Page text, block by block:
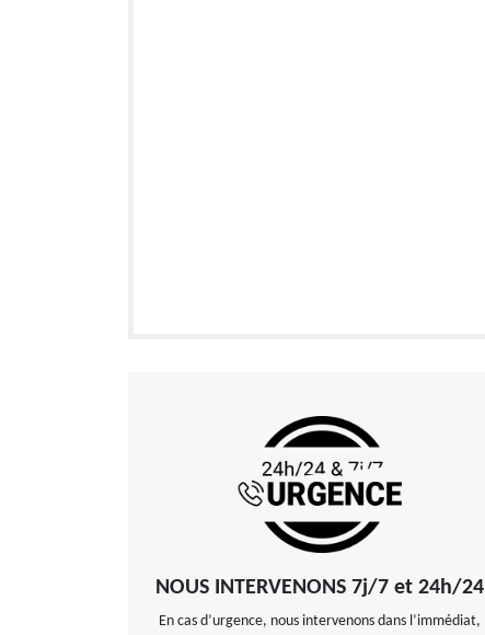
NOUS INTERVENONS 7j/7 et 24h/24
En cas d’urgence, nous intervenons dans l’immédiat,